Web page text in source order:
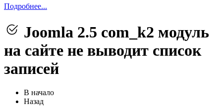
Подробнее...
Joomla 2.5 com_k2 модуль
на сайте не выводит список
записей
В начало
Назад